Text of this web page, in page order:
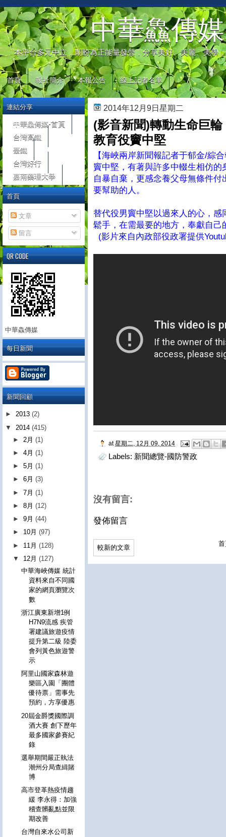
中華鱻傳媒
本平台多元中立，期盼為正能量發聲，分享美好、美麗、美學
首頁 報社簡介 本報公告 線上記者名單
2014年12月9日星期二
(影音新聞)轉動生命巨
教育役竇中堅
【海峽兩岸新聞報記者于郁金/綜
竇中堅，有著與許多中輟生相仿
自暴自棄，更感念養父母無條件
要幫助的人。
替代役男竇中堅以過來人的心，
鬆手，在需最要的地方，奉獻自己
(影片來自內政部役政署提供
at 星期二, 12月 09, 2014
Labels: 新聞總覽-國防警政
沒有留言:
發佈留言
較新的文章
連結分享
中華鱻傳媒-首頁
台灣高鐵
臺鐵
台灣好行
嘉南藥理大學
首頁
文章
留言
QR CODE
中華鱻傳媒
每日新聞
新聞回顧
► 2013 (2)
▼ 2014 (415)
► 2月(1)
►4月(1)
►5月(1)
►6月(3)
►7月(1)
►8月(12)
►9月(44)
► 10月(97)
► 11月(128)
▼ 12月(127)
中華海峽傳媒 統計
資料來自不同國
家的網頁瀏覽次
數
浙江廣東新增1例
H7N9流感 疾管
署建議旅遊疫情
提升第二級 陸委
會列黃色旅遊警
示
阿里山國家森林遊
樂區入園「團體
優待票」需事先
預約，方享優惠
20屆金爵獎國際調
酒大賽 創下歷年
最多國家參賽紀
錄
選舉期間嚴正執法
潮州分局查緝賭
博
高市登革熱疫情趨
緩 李永得：加強
稽查髒亂點並限
期改善
台灣自來水公司新